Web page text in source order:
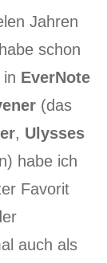
Jahren
schon
EverNote
(das
, Ulysses
habe ich
Favorit
auch als